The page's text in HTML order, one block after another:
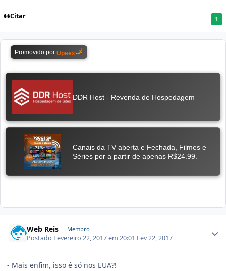
Citar 1
Web Reis Membro
Postado Fevereiro 22, 2017 em 20:01 Fev 22, 2017
- Mais enfim, isso é só nos EUA?!